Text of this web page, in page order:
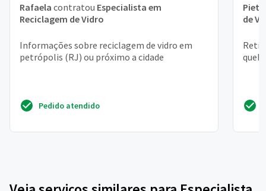
Rafaela contratou Especialista em
Reciclagem de Vidro
Informações sobre reciclagem de vidro em
petrópolis (RJ) ou próximo a cidade
Pedido atendido
de